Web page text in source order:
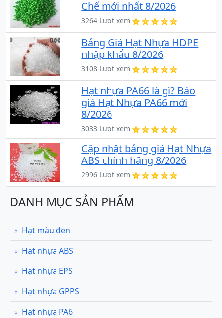
Chế mới nhất 8/2026
3264 Lượt xem
Bảng Giá Hạt Nhựa HDPE
nhập khẩu 8/2026
3108 Lượt xem
Hạt nhựa PA66 là gì? Báo
giá Hạt Nhựa PA66 mới
8/2026
3033 Lượt xem
Cập nhật bảng giá Hạt Nhựa
ABS chính hãng 8/2026
2996 Lượt xem
DANH MỤC SẢN PHẨM
Hạt màu đen
Hạt nhựa ABS
Hạt nhựa EPS
Hạt nhựa GPPS
Hạt nhựa PA6